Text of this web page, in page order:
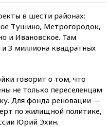
в шести районах:
Тушино, Метрогородок,
и Ивановское. Там
3 миллиона квадратных
говорит о том, что
не только переселенцам
Для фонда реновации —
по жилищной политике,
Юрий Эхин.